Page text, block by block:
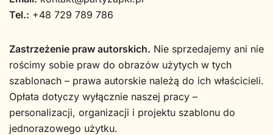
Tel.: +48 729 789 786
Zastrzeżenie praw autorskich. Nie sprzedajemy ani nie
rościmy sobie praw do obrazów użytych w tych
szablonach – prawa autorskie należą do ich właścicieli.
Opłata dotyczy wyłącznie naszej pracy –
personalizacji, organizacji i projektu szablonu do
jednorazowego użytku.